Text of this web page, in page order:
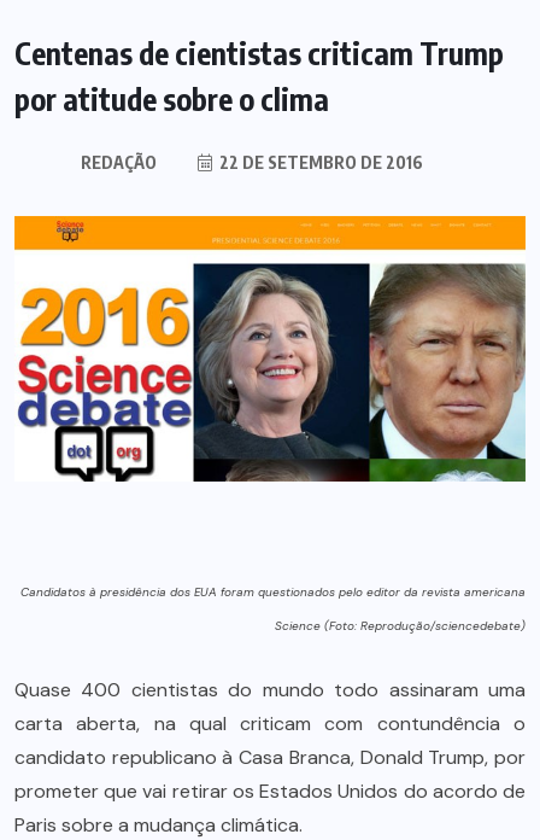
Centenas de cientistas criticam Trump
por atitude sobre o clima
REDAÇÃO 22 DE SETEMBRO DE 2016
Candidatos à presidência dos EUA foram questionados pelo editor da revista americana
Science (Foto: Reprodução/sciencedebate)
Quase 400 cientistas do mundo todo assinaram uma
carta aberta, na qual criticam com contundência o
candidato republicano à Casa Branca, Donald Trump, por
prometer que vai retirar os Estados Unidos do acordo de
Paris sobre a mudança climática.